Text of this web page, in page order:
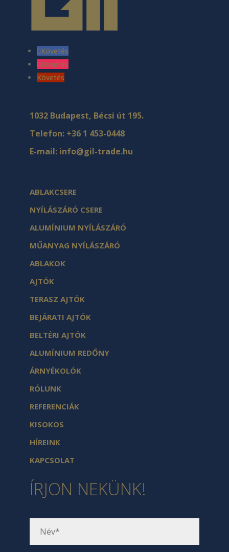
Követés
Követés
Követés
1032 Budapest, Bécsi út 195.
Telefon: +36 1 453-0448
E-mail: info@gil-trade.hu
ABLAKCSERE
NYÍLÁSZÁRÓ CSERE
ALUMÍNIUM NYÍLÁSZÁRÓ
MŰANYAG NYÍLÁSZÁRÓ
ABLAKOK
AJTÓK
TERASZ AJTÓK
BEJÁRATI AJTÓK
BELTÉRI AJTÓK
ALUMÍNIUM REDŐNY
ÁRNYÉKOLÓK
RÓLUNK
REFERENCIÁK
KISOKOS
HÍREINK
KAPCSOLAT
ÍRJON NEKÜNK!